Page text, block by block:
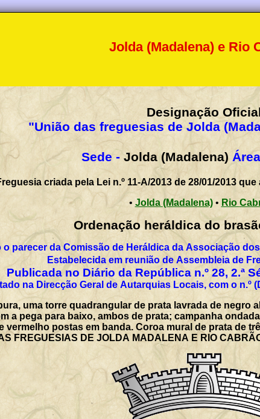
Jolda (Madalena) e Rio
Designação
"União das freguesias de Jolda
Sede - Jolda (Madalena)
criada pela Lei n.º 11-A/2013 de 28/01/2013
•
Jolda (Madalena)• Rio
Ordenação heráldica do
o parecer da Comissão de Heráldica da Associação
Estabelecida em reunião de Assembleia de
Publicada no Diário da República n.º 28, 2.ª
uma torre quadrangular de prata lavrada de negro
a pega para baixo, ambos de prata; campanha
vermelho postas em banda. Coroa mural de prata de
FREGUESIAS DE JOLDA MADALENA E RIO